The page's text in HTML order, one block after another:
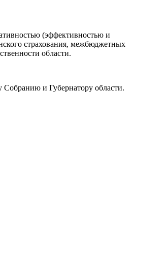
(эффективностью и
страхования, межбюджетных
области.
Собранию и Губернатору области.